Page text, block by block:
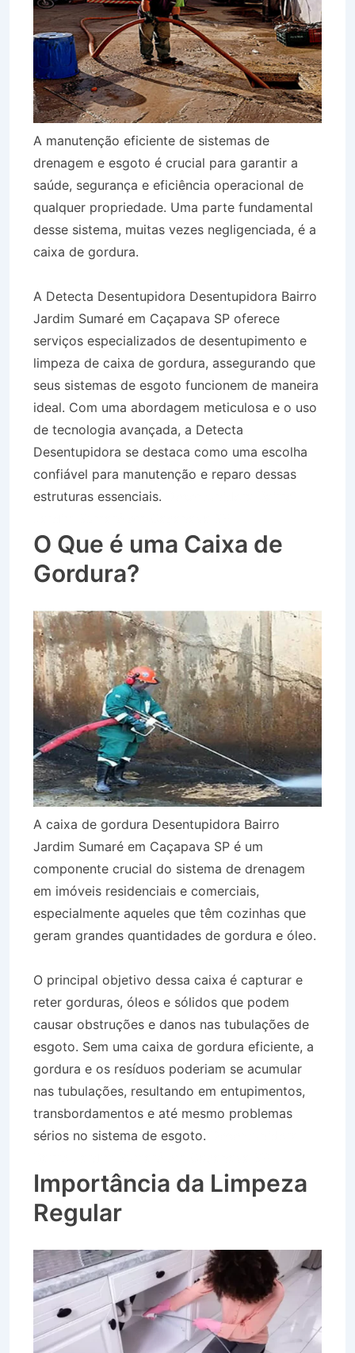
A manutenção eficiente de sistemas de
drenagem e esgoto é crucial para garantir a
saúde, segurança e eficiência operacional de
qualquer propriedade. Uma parte fundamental
desse sistema, muitas vezes negligenciada, é a
caixa de gordura.
A Detecta Desentupidora Desentupidora Bairro
Jardim Sumaré em Caçapava SP oferece
serviços especializados de desentupimento e
limpeza de caixa de gordura, assegurando que
seus sistemas de esgoto funcionem de maneira
ideal. Com uma abordagem meticulosa e o uso
de tecnologia avançada, a Detecta
Desentupidora se destaca como uma escolha
confiável para manutenção e reparo dessas
estruturas essenciais.
O Que é uma Caixa de
Gordura?
A caixa de gordura Desentupidora Bairro
Jardim Sumaré em Caçapava SP é um
componente crucial do sistema de drenagem
em imóveis residenciais e comerciais,
especialmente aqueles que têm cozinhas que
geram grandes quantidades de gordura e óleo.
O principal objetivo dessa caixa é capturar e
reter gorduras, óleos e sólidos que podem
causar obstruções e danos nas tubulações de
esgoto. Sem uma caixa de gordura eficiente, a
gordura e os resíduos poderiam se acumular
nas tubulações, resultando em entupimentos,
transbordamentos e até mesmo problemas
sérios no sistema de esgoto.
Importância da Limpeza
Regular